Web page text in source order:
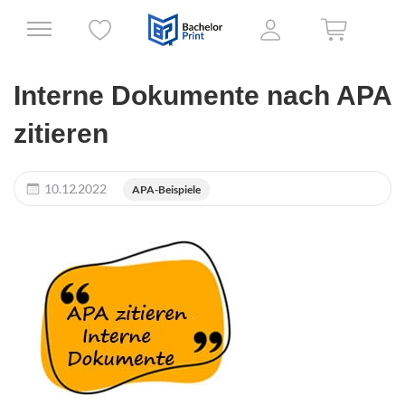
Interne Dokumente nach APA
zitieren
10.12.2022 APA-Beispiele